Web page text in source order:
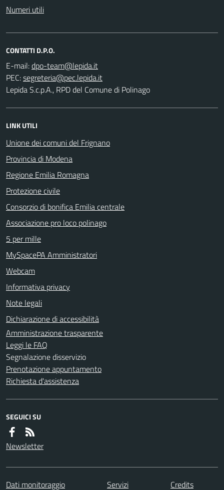
Numeri utili
CONTATTI D.P.O.
E-mail:
PEC:
Lepida S.c.p.A., RPD del Comune di Polinago
LINK UTILI
Unione dei comuni del Frignano
Provincia di Modena
Regione Emilia Romagna
Protezione civile
Consorzio di bonifica Emilia centrale
Associazione pro loco polinago
5 per mille
MySpacePA Amministratori
Webcam
Informativa privacy
Note legali
Dichiarazione di accessibilità
Amministrazione trasparente
Leggi le FAQ
Segnalazione disservizio
Prenotazione appuntamento
Richiesta d'assistenza
SEGUICI SU
Newsletter
Dati monitoraggio Servizi Credits